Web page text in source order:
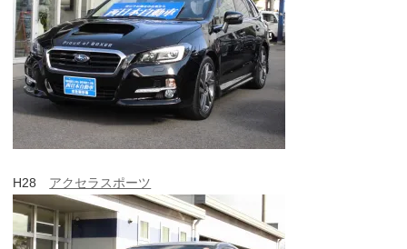
H28 アクセラスポーツ